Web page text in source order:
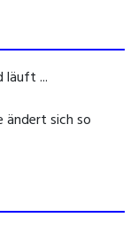
läuft ...
ändert sich so